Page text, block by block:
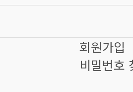
회원가입
비밀번호